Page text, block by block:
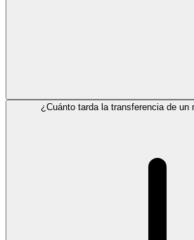
¿Cuánto tarda la transferencia de un